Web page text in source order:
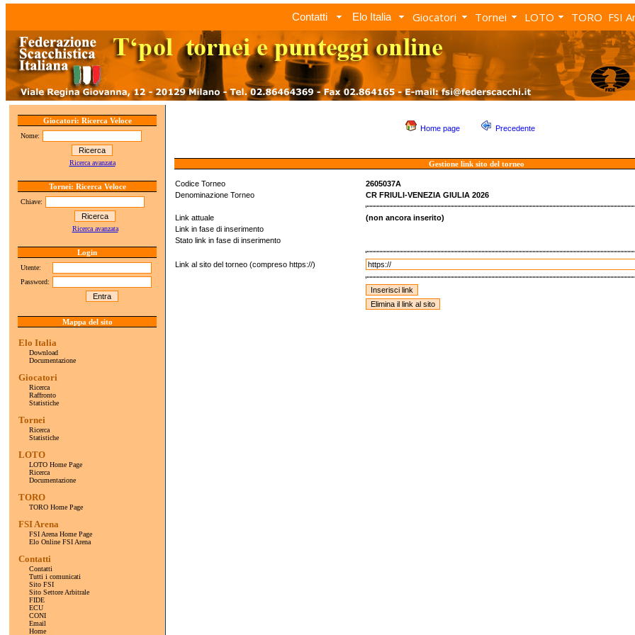
Contatti Elo Italia Giocatori Tornei LOTO TORO FSI
Giocatori: Ricerca Veloce
Nome:
Ricerca avanzata
Tornei: Ricerca Veloce
Chiave:
Ricerca avanzata
Login
Utente:
Password:
Mappa del sito
Elo Italia
Download
Documentazione
Giocatori
Ricerca
Raffronto
Statistiche
Tornei
Ricerca
Statistiche
LOTO
LOTO Home Page
Ricerca
Documentazione
TORO
TORO Home Page
FSI Arena
FSI Arena Home Page
Elo Online FSI Arena
Contatti
Contatti
Tutti i comunicati
Sito FSI
Sito Settore Arbitrale
FIDE
ECU
CONI
Email
Home
Home page Precedente
Gestione link sito del torneo
Codice Torneo
2605037A
Denominazione Torneo
CR FRIULI-VENEZIA GIULIA 2026
Link attuale
(non ancora inserito)
Link in fase di inserimento
Stato link in fase di inserimento
Link al sito del torneo (compreso https://)